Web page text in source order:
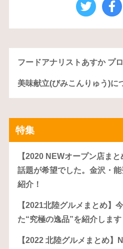
フードアナリストあすか プ
美味献立(びみこんりゅう)に
特集
【2020 NEWオープン店ま
話題が希望でした。金沢・
紹介！
【2021北陸グルメまとめ】
た“究極の逸品”を紹介しま
【2022 北陸グルメまとめ】